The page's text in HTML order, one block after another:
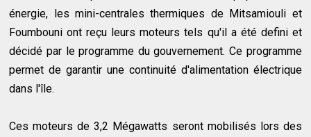
énergie, les mini-centrales thermiques de Mitsamiouli et
Foumbouni ont reçu leurs moteurs tels qu'il a été defini et
décidé par le programme du gouvernement. Ce programme
permet de garantir une continuité d'alimentation électrique
dans l'île.
Ces moteurs de 3,2 Mégawatts seront mobilisés lors des